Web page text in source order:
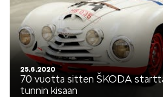
25.6.2020
70 vuotta sitten ŠKODA
tunnin kisaan